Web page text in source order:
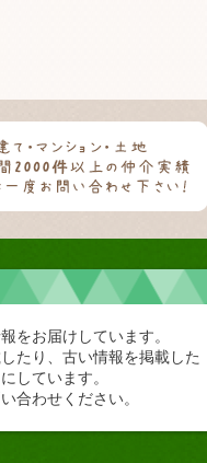
をお届けしています。
たり、古い情報を掲載した
しています。
合わせください。